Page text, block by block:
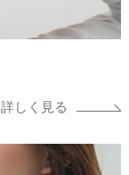
詳しく見る